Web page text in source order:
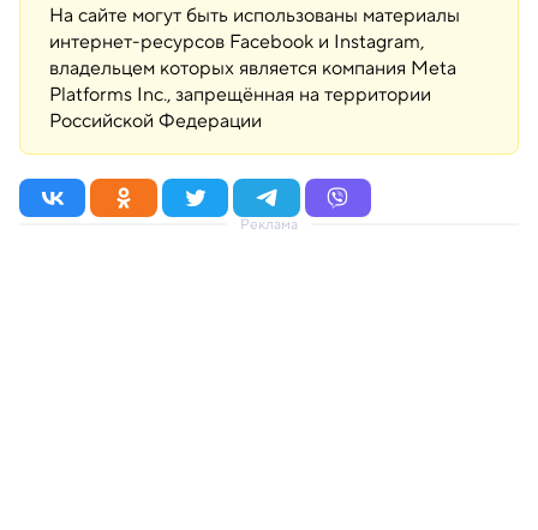
На сайте могут быть использованы материалы
интернет-ресурсов Facebook и Instagram,
владельцем которых является компания Meta
Platforms Inc., запрещённая на территории
Российской Федерации
Реклама